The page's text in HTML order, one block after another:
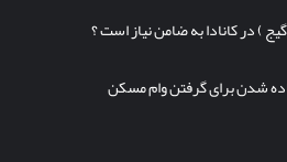
) در کانادا به ضامن نیاز است ؟
شدن برای گرفتن وام مسکن